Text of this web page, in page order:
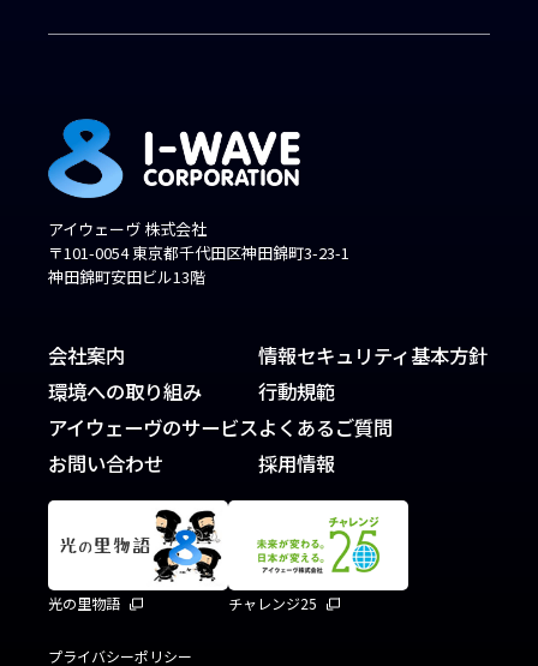
アイウェーヴ 株式会社
〒101-0054 東京都千代田区神田錦町3-23-1
神田錦町安田ビル13階
会社案内
環境への取り組み
アイウェーヴのサービス
お問い合わせ
情報セキュリティ基本方針
行動規範
よくあるご質問
採用情報
光の里物語 チャレンジ25
プライバシーポリシー